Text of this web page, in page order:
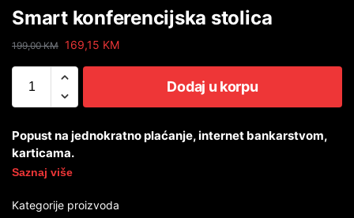
Smart konferencijska stolica
199,00KM 169,15 KM
Dodaj u korpu
Popust na jednokratno plaćanje, internet bankarstvom,
karticama.
Saznaj više
Kategorije proizvoda